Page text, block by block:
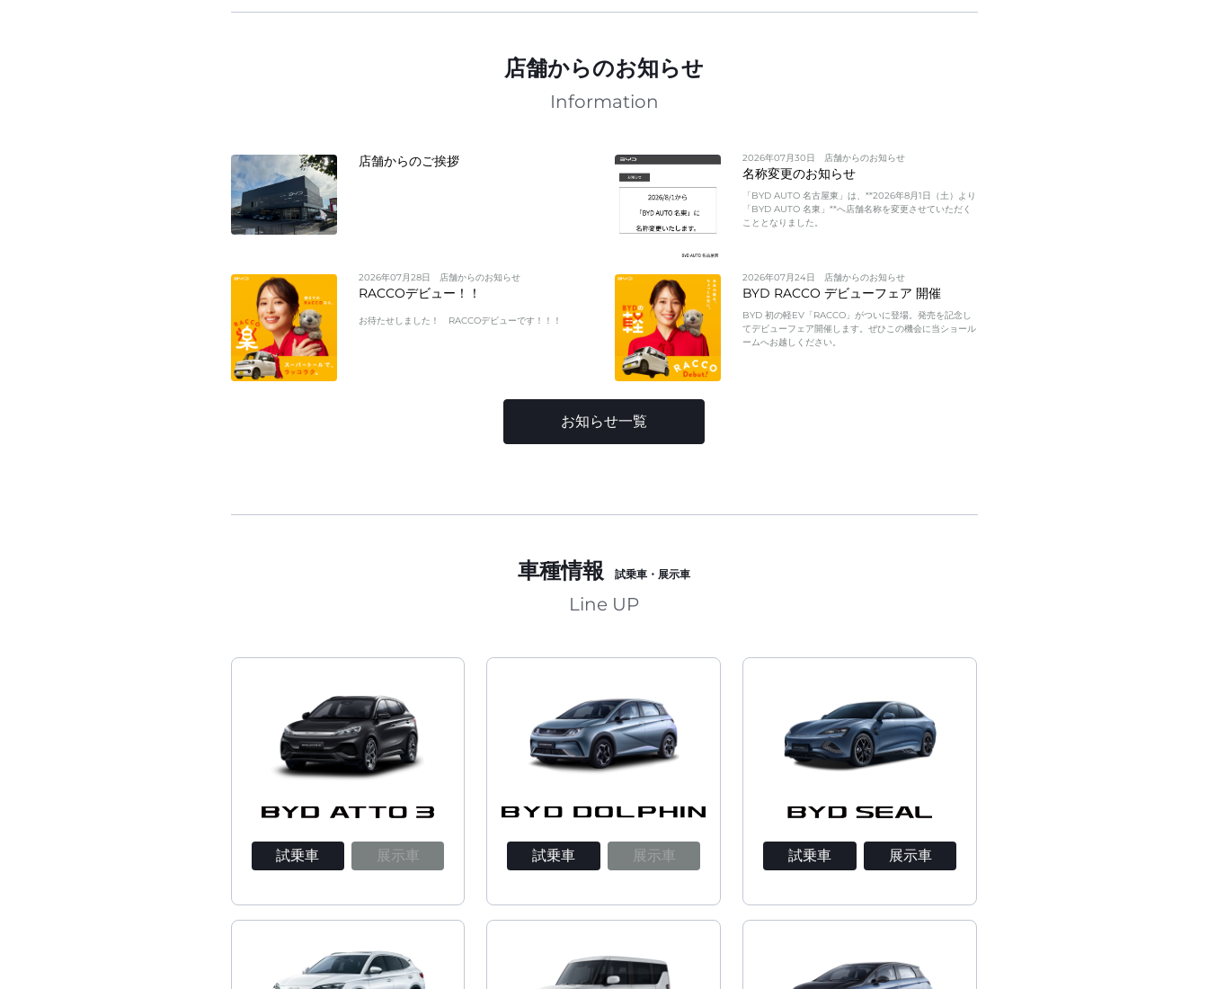
店舗からのお知らせ
Information
店舗からのご挨拶 2026年07月30日 店舗からのお知らせ
名称変更のお知らせ
「BYD AUTO 名古屋東」は、**2026年8月1日（土）より
「BYD AUTO 名東」**へ店舗名称を変更させていただく
こととなりました。
2026年07月28日 店舗からのお知らせ
RACCOデビュー！！
お待たせしました！ RACCOデビューです！！！
2026年07月24日 店舗からのお知らせ
BYD RACCO デビューフェア 開催
BYD 初の軽EV「RACCO」がついに登場。発売を記念し
てデビューフェア開催します。ぜひこの機会に当ショール
ームへお越しください。
お知らせ一覧
車種情報 試乗車・展示車
Line UP
試乗車 展示車 試乗車 展示車 試乗車 展示車